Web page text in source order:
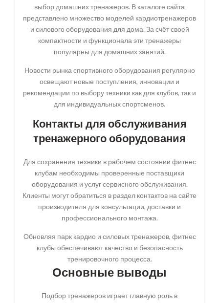
выбор домашних тренажеров. В каталоге сайта
представлено множество моделей кардиотренажеров
и силового оборудования для дома. За счёт своей
компактности и функционала эти тренажеры
популярны для домашних занятий.
Новости рынка спортивного оборудования регулярно
освещают новые поступления, инновации и
рекомендации по выбору техники как для клубов, так и
для индивидуальных спортсменов.
Контакты для обслуживания
тренажерного оборудования
Для сохранения техники в рабочем состоянии фитнес
клубам необходимы проверенные поставщики
оборудования и услуг сервисного обслуживания.
Клиенты могут обратиться в раздел контактов на сайте
производителя для консультации, доставки и
профессионального монтажа.
Обновляя парк кардио и силовых тренажеров, фитнес
клубы обеспечивают качество и безопасность
тренировочного процесса.
Основные выводы
Подбор тренажеров играет главную роль в